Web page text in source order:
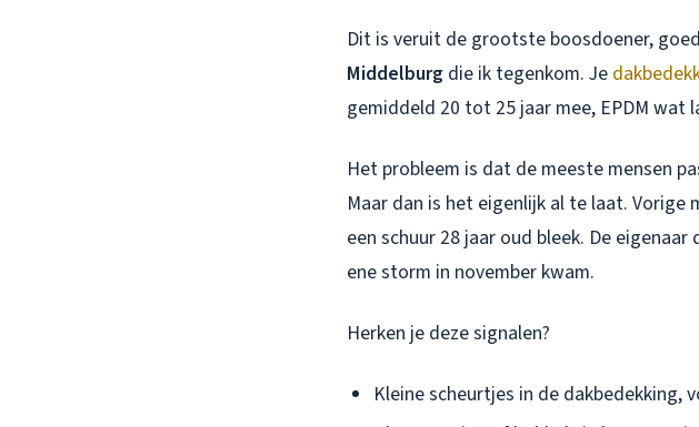
Dit is veruit de grootste boosdoener,
Middelburg die ik tegenkom. Je
gemiddeld 20 tot 25 jaar mee, EPDM wat
Het probleem is dat de meeste mensen
Maar dan is het eigenlijk al te laat. Vorige
een schuur 28 jaar oud bleek. De
ene storm in november kwam.
Herken je deze signalen?
Kleine scheurtjes in de dakbedekking,